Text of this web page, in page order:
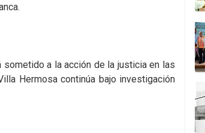
a la acción de la justicia en las
Hermosa continúa bajo investigación